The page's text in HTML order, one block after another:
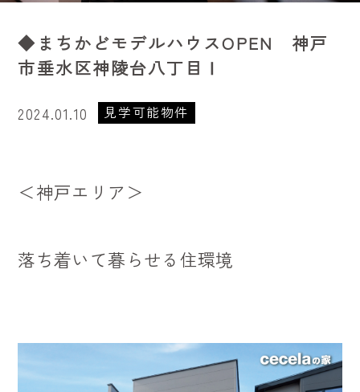
◆まちかどモデルハウスOPEN 神戸
市垂水区神陵台八丁目Ⅰ
2024.01.10 見学可能物件
＜神戸エリア＞
落ち着いて暮らせる住環境